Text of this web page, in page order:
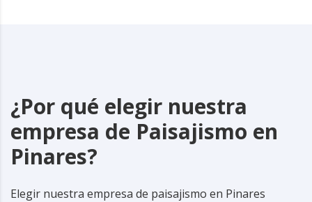
¿Por qué elegir nuestra
empresa de Paisajismo en
Pinares?
Elegir nuestra empresa de paisajismo en Pinares